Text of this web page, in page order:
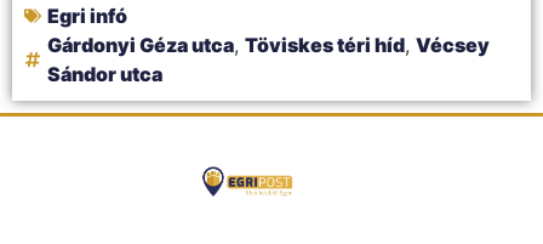
Egri infó
Gárdonyi Géza utca, Töviskes téri híd, Vécsey
Sándor utca